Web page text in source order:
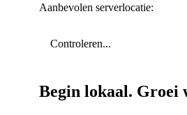
Aanbevolen serverlocatie:
Controleren...
Begin lokaal. Groei